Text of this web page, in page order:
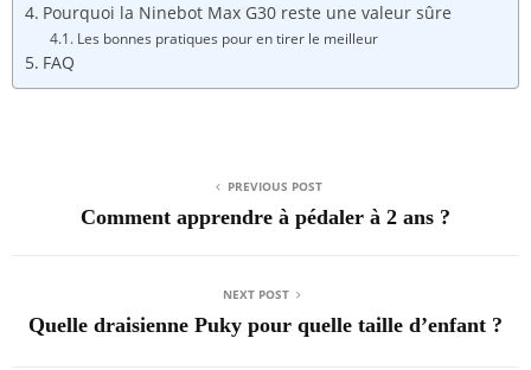
Pourquoi la Ninebot Max G30 reste une valeur sûre
Les bonnes pratiques pour en tirer le meilleur
FAQ
PREVIOUS POST
Comment apprendre à pédaler à 2 ans ?
NEXT POST
Quelle draisienne Puky pour quelle taille d’enfant ?